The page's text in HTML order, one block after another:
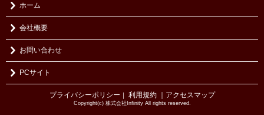
ホーム
会社概要
お問い合わせ
PCサイト
プライバシーポリシー ｜ 利用規約 ｜アクセスマップ
Copyright(c) 株式会社Infinity All rights reserved.